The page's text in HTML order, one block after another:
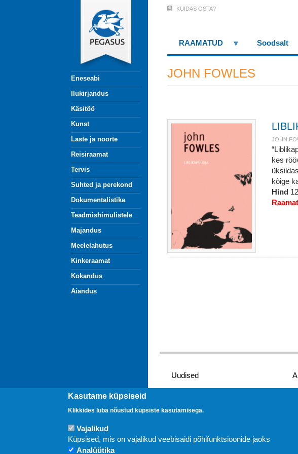
Eneseabi
Ilukirjandus
Käsitöö
Kunst
Laste ja noorte
Reisiraamat
Tervis
Suhted ja perekond
Dokumentalistika
Teadmishimulistele
Majandus
Meelelahutus
Kinkeraamat
Kokandus
Aiandus
Menu
(logged
KUIDAS OSTA?
RAAMATUD Soodsalt
JOHN FOWLES
JOHN
kes
kõige
Hind
Uudised
Kasutame küpsiseid
Klikkides luba nõustud küpsiste kasutamisega.
Vajalikud
Küpsised, mis on vajalikud veebisaidi põhifunktsioonide jaoks
Analüütika